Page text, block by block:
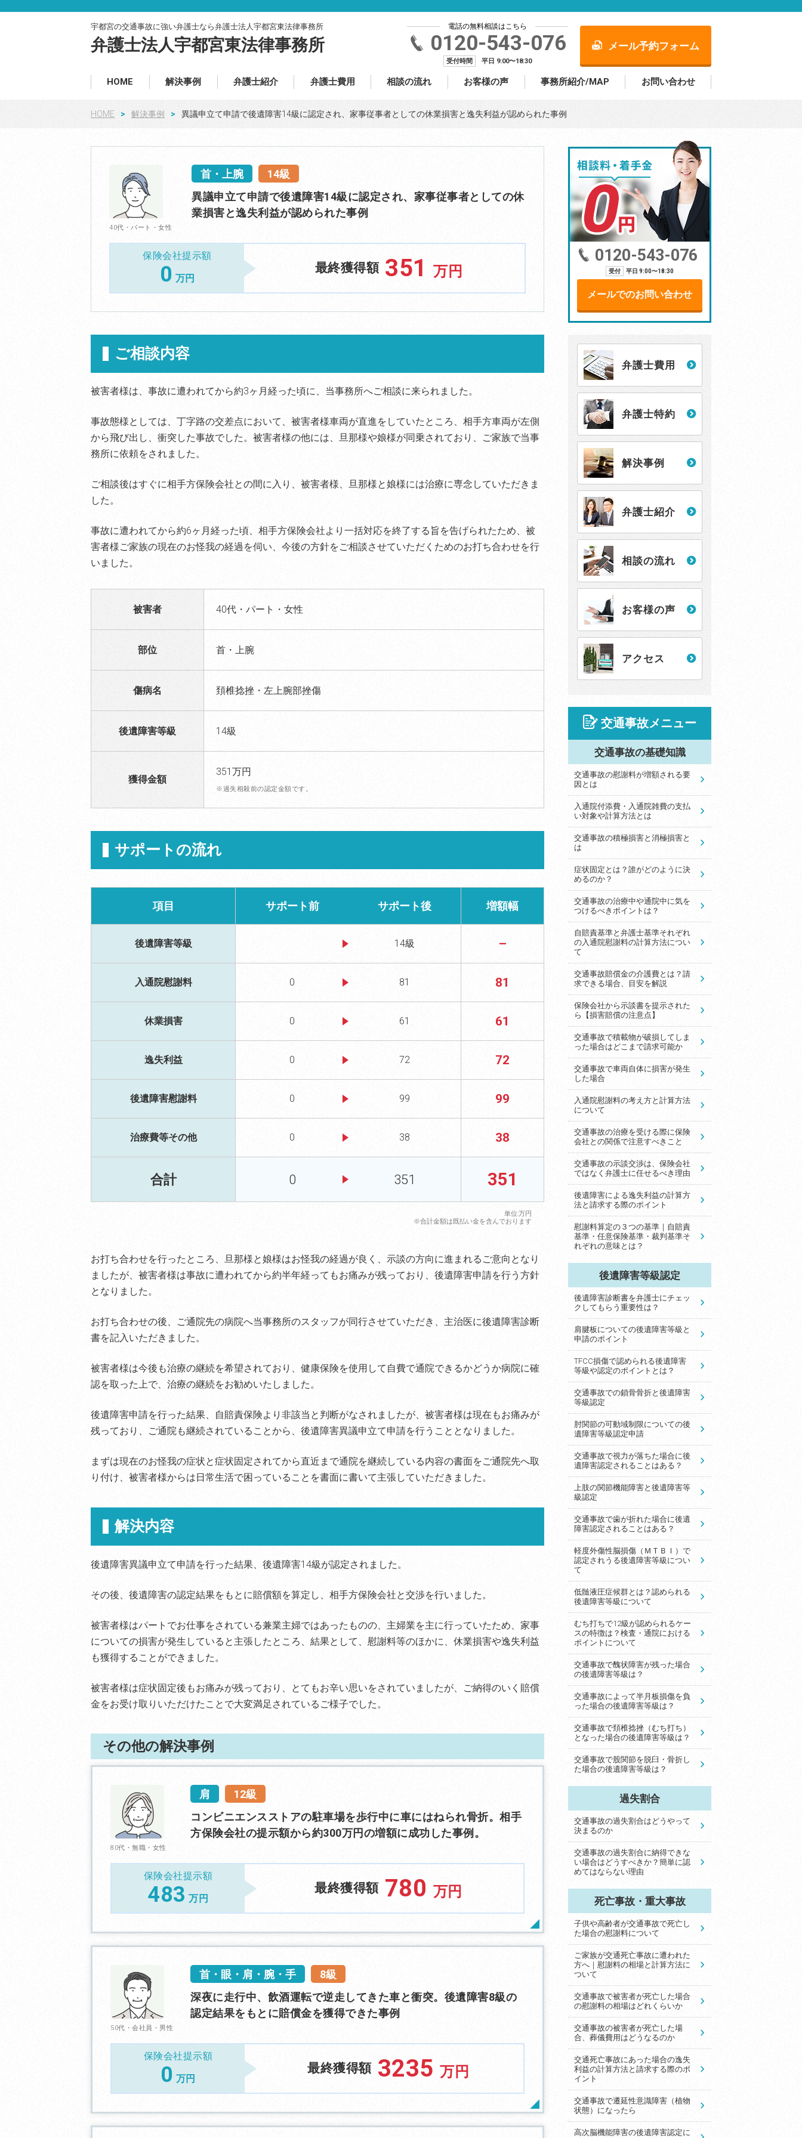
宇都宮の交通事故に強い弁護士なら弁護士法人宇都宮東法律事務所
弁護士法人宇都宮東法律事務所
電話の無料相談はこちら
0120-543-076
受付時間 平日 9:00〜18:30
メール予約フォーム
HOME 解決事例 弁護士紹介 弁護士費用 相談の流れ お客様の声 事務所紹介/MAP お問い合わせ
HOME 解決事例 異議申立て申請で後遺障害14級に認定され、家事従事者としての休業損害と逸失利益が認められた事例
40代・パート・女性
首・上腕
14級
異議申立て申請で後遺障害14級に認定され、家事従事者としての休
業損害と逸失利益が認められた事例
保険会社提示額
0 万円
最終獲得額 351万円
ご相談内容
被害者様は、事故に遭われてから約3ヶ月経った頃に、当事務所へご相談に来られました。
事故態様としては、丁字路の交差点において、被害者様車両が直進をしていたところ、相手方車両が左側
から飛び出し、衝突した事故でした。被害者様の他には、旦那様や娘様が同乗されており、ご家族で当事
務所に依頼をされました。
ご相談後はすぐに相手方保険会社との間に入り、被害者様、旦那様と娘様には治療に専念していただきま
した。
事故に遭われてから約6ヶ月経った頃、相手方保険会社より一括対応を終了する旨を告げられたため、被
害者様ご家族の現在のお怪我の経過を伺い、今後の方針をご相談させていただくためのお打ち合わせを行
いました。
被害者 40代・パート・女性
部位 首・上腕
傷病名 頚椎捻挫・左上腕部挫傷
後遺障害等級 14級
獲得金額
351万円
※過失相殺前の認定金額です。
サポートの流れ
項目 サポート前 サポート後 増額幅
後遺障害等級 14級 –
入通院慰謝料 0 81 81
休業損害 0 61 61
逸失利益 0 72 72
後遺障害慰謝料 0 99 99
治療費等その他 0 38 38
合計 0 351 351
単位:万円
※合計金額は既払い金を含んでおります
お打ち合わせを行ったところ、旦那様と娘様はお怪我の経過が良く、示談の方向に進まれるご意向となり
ましたが、被害者様は事故に遭われてから約半年経ってもお痛みが残っており、後遺障害申請を行う方針
となりました。
お打ち合わせの後、ご通院先の病院へ当事務所のスタッフが同行させていただき、主治医に後遺障害診断
書を記入いただきました。
被害者様は今後も治療の継続を希望されており、健康保険を使用して自費で通院できるかどうか病院に確
認を取った上で、治療の継続をお勧めいたしました。
後遺障害申請を行った結果、自賠責保険より非該当と判断がなされましたが、被害者様は現在もお痛みが
残っており、ご通院も継続されていることから、後遺障害異議申立て申請を行うこととなりました。
まずは現在のお怪我の症状と症状固定されてから直近まで通院を継続している内容の書面をご通院先へ取
り付け、被害者様からは日常生活で困っていることを書面に書いて主張していただきました。
解決内容
後遺障害異議申立て申請を行った結果、後遺障害14級が認定されました。
その後、後遺障害の認定結果をもとに賠償額を算定し、相手方保険会社と交渉を行いました。
被害者様はパートでお仕事をされている兼業主婦ではあったものの、主婦業を主に行っていたため、家事
についての損害が発生していると主張したところ、結果として、慰謝料等のほかに、休業損害や逸失利益
も獲得することができました。
被害者様は症状固定後もお痛みが残っており、とてもお辛い思いをされていましたが、ご納得のいく賠償
金をお受け取りいただけたことで大変満足されているご様子でした。
その他の解決事例
80代・無職・女性
肩
12級
コンビニエンスストアの駐車場を歩行中に車にはねられ骨折。相手
方保険会社の提示額から約300万円の増額に成功した事例。
保険会社提示額
483 万円
最終獲得額 780 万円
50代・会社員・男性
首・眼・肩・腕・手
8級
深夜に走行中、飲酒運転で逆走してきた車と衝突。後遺障害8級の
認定結果をもとに賠償金を獲得できた事例
保険会社提示額
0 万円
最終獲得額 3235万円
0120-543-076
受付 平日 9:00〜18:30
メールでのお問い合わせ
弁護士費用
弁護士特約
解決事例
弁護士紹介
相談の流れ
お客様の声
アクセス
交通事故メニュー
交通事故の基礎知識
交通事故の慰謝料が増額される要
因とは
入通院付添費・入通院雑費の支払
い対象や計算方法とは
交通事故の積極損害と消極損害と
は
症状固定とは？誰がどのように決
めるのか？
交通事故の治療中や通院中に気を
つけるべきポイントは？
自賠責基準と弁護士基準それぞれ
の入通院慰謝料の計算方法につい
て
交通事故賠償金の介護費とは？請
求できる場合、目安を解説
保険会社から示談書を提示された
ら【損害賠償の注意点】
交通事故で積載物が破損してしま
った場合はどこまで請求可能か
交通事故で車両自体に損害が発生
した場合
入通院慰謝料の考え方と計算方法
について
交通事故の治療を受ける際に保険
会社との関係で注意すべきこと
交通事故の示談交渉は、保険会社
ではなく弁護士に任せるべき理由
後遺障害による逸失利益の計算方
法と請求する際のポイント
慰謝料算定の３つの基準｜自賠責
基準・任意保険基準・裁判基準そ
れぞれの意味とは？
後遺障害等級認定
後遺障害診断書を弁護士にチェッ
クしてもらう重要性は？
肩腱板についての後遺障害等級と
申請のポイント
TFCC損傷で認められる後遺障害
等級や認定のポイントとは？
交通事故での鎖骨骨折と後遺障害
等級認定
肘関節の可動域制限についての後
遺障害等級認定申請
交通事故で視力が落ちた場合に後
遺障害認定されることはある？
上肢の関節機能障害と後遺障害等
級認定
交通事故で歯が折れた場合に後遺
障害認定されることはある？
軽度外傷性脳損傷（ＭＴＢＩ）で
認定されうる後遺障害等級につい
て
低髄液圧症候群とは？認められる
後遺障害等級について
むち打ちで12級が認められるケー
スの特徴は？検査・通院における
ポイントについて
交通事故で醜状障害が残った場合
の後遺障害等級は？
交通事故によって半月板損傷を負
った場合の後遺障害等級は？
交通事故で頚椎捻挫（むち打ち）
となった場合の後遺障害等級は？
交通事故で股関節を脱臼・骨折し
た場合の後遺障害等級は？
過失割合
交通事故の過失割合はどうやって
決まるのか
交通事故の過失割合に納得できな
い場合はどうすべきか？簡単に認
めてはならない理由
死亡事故・重大事故
子供や高齢者が交通事故で死亡し
た場合の慰謝料について
ご家族が交通死亡事故に遭われた
方へ｜慰謝料の相場と計算方法に
ついて
交通事故で被害者が死亡した場合
の慰謝料の相場はどれくらいか
交通事故の被害者が死亡した場
合、葬儀費用はどうなるのか
交通死亡事故にあった場合の逸失
利益の計算方法と請求する際のポ
イント
交通事故で遷延性意識障害（植物
状態）になったら
高次脳機能障害の後遺障害認定に